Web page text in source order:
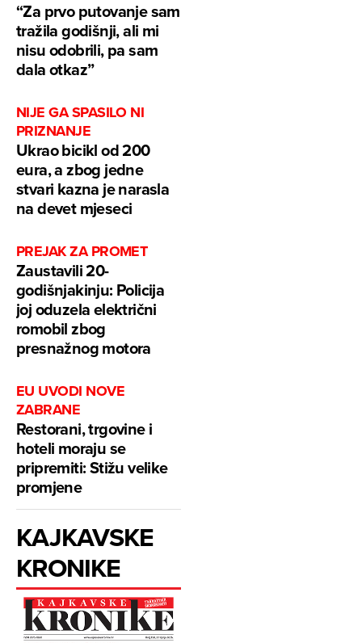
“Za prvo putovanje sam
tražila godišnji, ali mi
nisu odobrili, pa sam
dala otkaz”
NIJE GA SPASILO NI
PRIZNANJE
Ukrao bicikl od 200
eura, a zbog jedne
stvari kazna je narasla
na devet mjeseci
PREJAK ZA PROMET
Zaustavili 20-
godišnjakinju: Policija
joj oduzela električni
romobil zbog
presnažnog motora
EU UVODI NOVE
ZABRANE
Restorani, trgovine i
hoteli moraju se
pripremiti: Stižu velike
promjene
KAJKAVSKE
KRONIKE